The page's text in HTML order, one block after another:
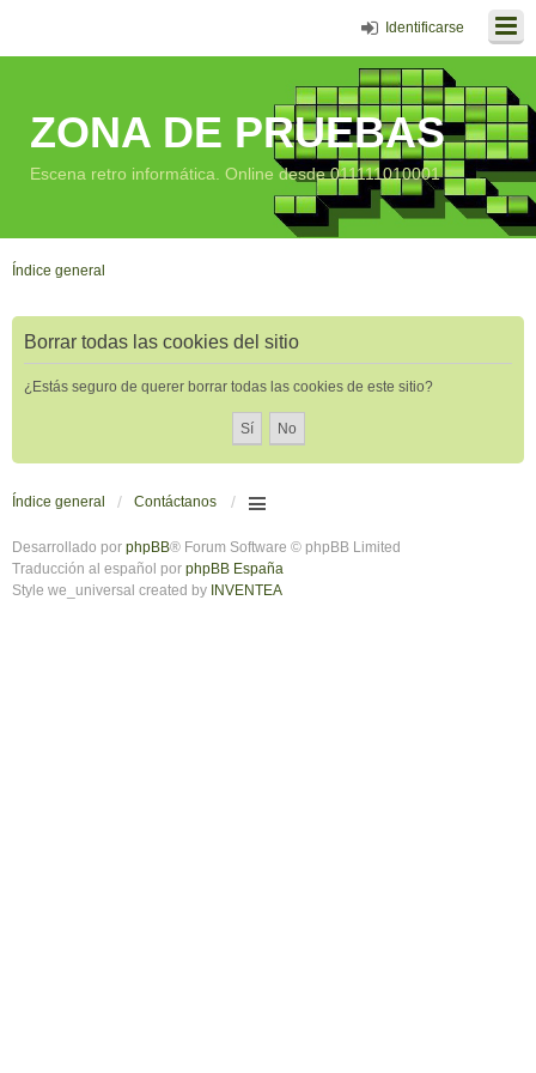
Identificarse
ZONA DE PRUEBAS
Escena retro informática. Online desde 011111010001
Índice general
Borrar todas las cookies del sitio
¿Estás seguro de querer borrar todas las cookies de este sitio?
Índice general Contáctanos
Desarrollado por phpBB® Forum Software © phpBB Limited
Traducción al español por phpBB España
Style we_universal created by INVENTEA